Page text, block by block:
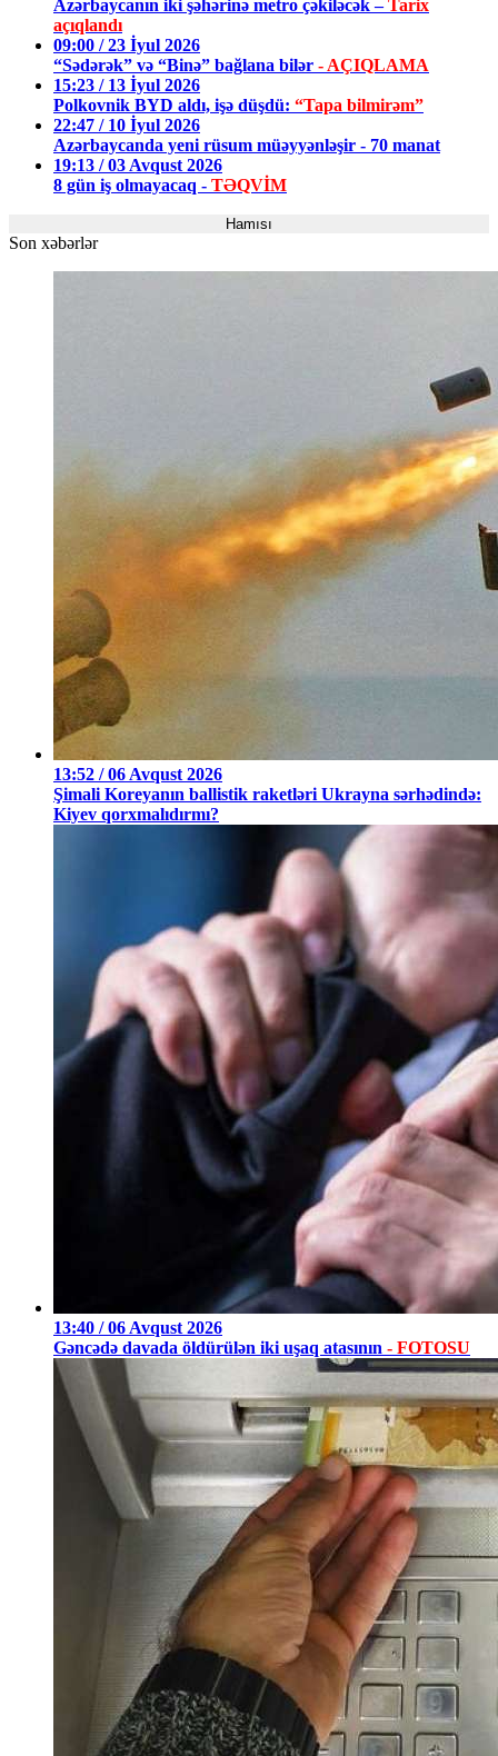
Azərbaycanın iki şəhərinə metro çəkiləcək –Tarix
açıqlandı
09:00 / 23 İyul 2026
“Sədərək” və “Binə” bağlana bilər - AÇIQLAMA
15:23 / 13 İyul 2026
Polkovnik BYD aldı, işə düşdü: “Tapa bilmirəm”
22:47 / 10 İyul 2026
Azərbaycanda yeni rüsum müəyyənləşir - 70 manat
19:13 / 03 Avqust 2026
8 gün iş olmayacaq - TƏQVİM
Hamısı
Son xəbərlər
13:52 / 06 Avqust 2026
Şimali Koreyanın ballistik raketləri Ukrayna sərhədində:
Kiyev qorxmalıdırmı?
13:40 / 06 Avqust 2026
Gəncədə davada öldürülən iki uşaq atasının - FOTOSU